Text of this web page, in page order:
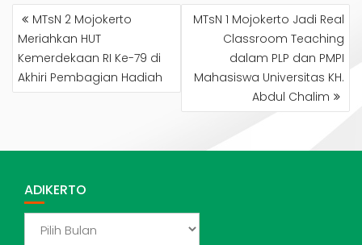
NAVIGASI
POSMTsN 2 Mojokerto
Meriahkan HUT
Kemerdekaan RI Ke-79 di
Akhiri Pembagian Hadiah
MTsN 1 Mojokerto Jadi Real
Classroom Teaching
dalam PLP dan PMPI
Mahasiswa Universitas KH.
Abdul Chalim
ADIKERTO